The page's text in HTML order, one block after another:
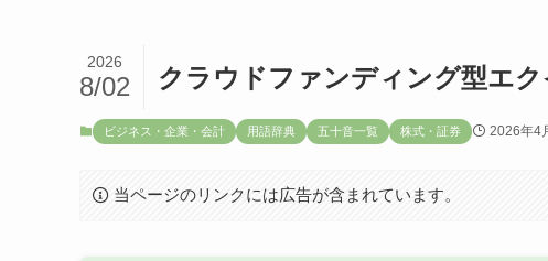
クラウドファンディング型エク
2026
8/02
ビジネス・企業・会計 用語辞典 五十音一覧 株式・証券 2026年4
当ページのリンクには広告が含まれています。